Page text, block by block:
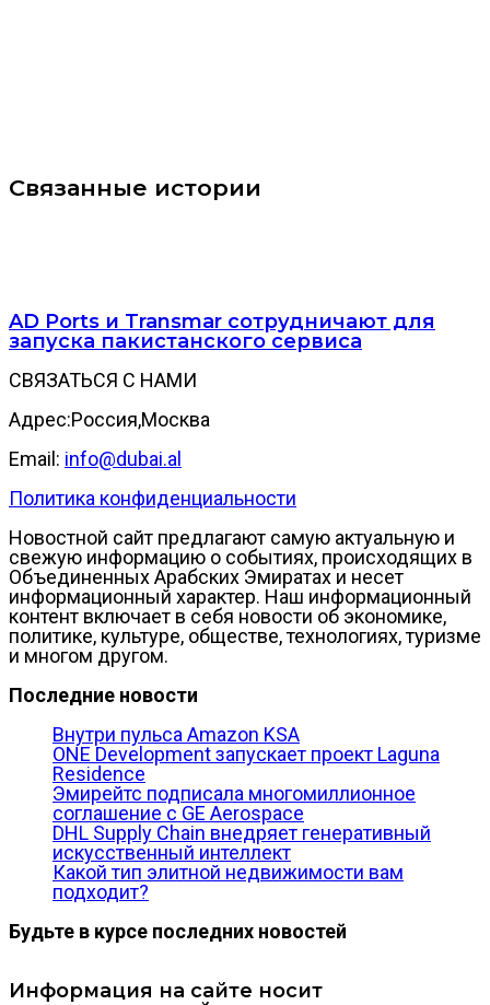
Связанные истории
AD Ports и Transmar сотрудничают для
запуска пакистанского сервиса
СВЯЗАТЬСЯ С НАМИ
Адрес:Россия,Москва
Email: info@dubai.al
Политика конфиденциальности
Новостной сайт предлагают самую актуальную и
свежую информацию о событиях, происходящих в
Объединенных Арабских Эмиратах и несет
информационный характер. Наш информационный
контент включает в себя новости об экономике,
политике, культуре, обществе, технологиях, туризме
и многом другом.
Последние новости
Внутри пульса Amazon KSA
ONE Development запускает проект Laguna
Residence
Эмирейтс подписала многомиллионное
соглашение с GE Aerospace
DHL Supply Chain внедряет генеративный
искусственный интеллект
Какой тип элитной недвижимости вам
подходит?
Будьте в курсе последних новостей
Информация на сайте носит